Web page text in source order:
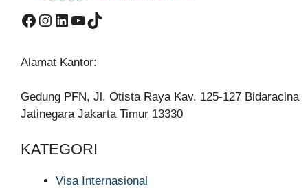
Facebook
Instagram
LinkedIn
YouTube
TikTok
Alamat Kantor:
Gedung PFN, Jl. Otista Raya Kav. 125-127 Bidaracina
Jatinegara Jakarta Timur 13330
KATEGORI
Visa Internasional